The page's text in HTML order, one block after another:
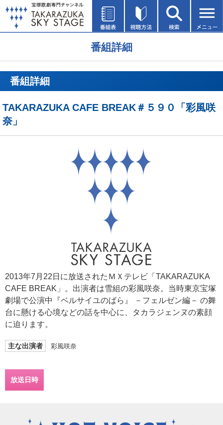
番組詳細
番組詳細
TAKARAZUKA CAFE BREAK＃５９０「彩風咲
奈」
2013年7月22日に放送されたＭＸテレビ「TAKARAZUKA
CAFE BREAK」。出演者は雪組の彩風咲奈。当時東京宝塚
劇場で公演中『ベルサイユのばら』 －フェルゼン編－ の舞
台に懸ける心境などの話を中心に、タカラジェンヌの素顔
に迫ります。
主な出演者 彩風咲奈
放送日時